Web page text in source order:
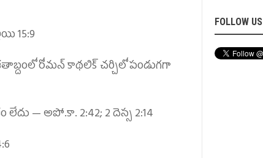
15:9
రోమన్ కాథలిక్ చర్చిలో పండుగగా
లేదు —అపో.కా. 2:42;2 దెస్స 2:14
FOLLOW US